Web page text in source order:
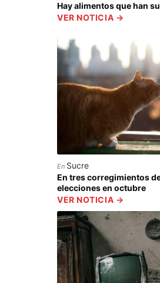
Hay alimentos que han
VER NOTICIA →
En Sucre
En tres corregimientos
elecciones en octubre
VER NOTICIA →